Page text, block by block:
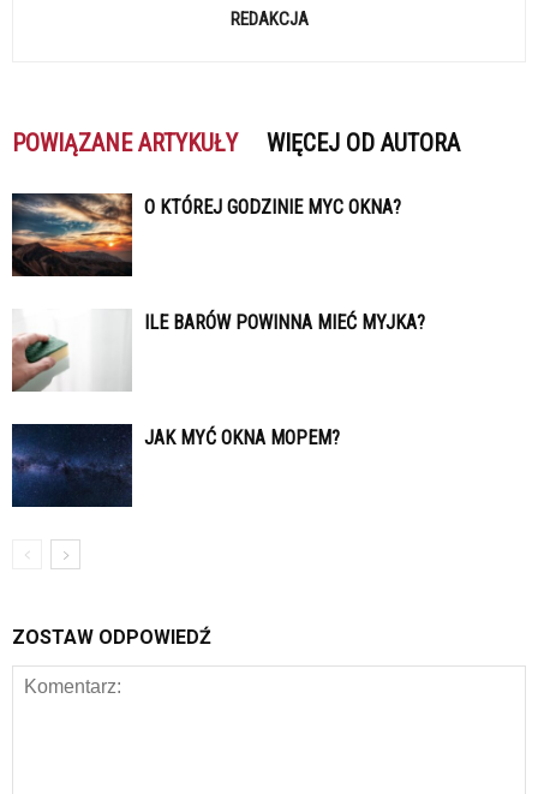
REDAKCJA
POWIĄZANE ARTYKUŁY WIĘCEJ OD AUTORA
O KTÓREJ GODZINIE MYC OKNA?
ILE BARÓW POWINNA MIEĆ MYJKA?
JAK MYĆ OKNA MOPEM?
ZOSTAW ODPOWIEDŹ